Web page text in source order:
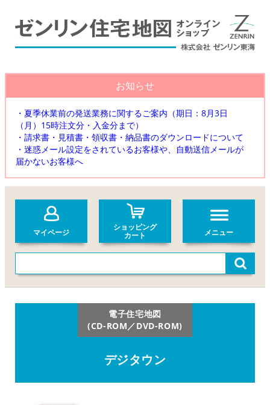
お知らせ
・夏季休業前の発送業務に関するご案内（期日：8月3日
（月）15時注文分・入金分まで）
・請求書・見積書・領収書・納品書のダウンロードについて
・迷惑メール設定をされているお客様や、自動送信メールが
届かないお客様へ
マイページ
ショッピング
カート
メニュー
電子住宅地図
(CD-ROM／DVD-ROM)
デジタウン